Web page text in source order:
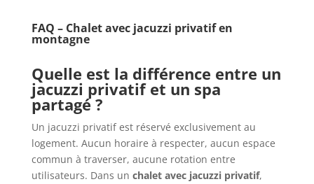
FAQ – Chalet avec jacuzzi privatif en
montagne
Quelle est la différence entre un
jacuzzi privatif et un spa
partagé ?
Un jacuzzi privatif est réservé exclusivement au
logement. Aucun horaire à respecter, aucun espace
commun à traverser, aucune rotation entre
utilisateurs. Dans un chalet avec jacuzzi privatif,